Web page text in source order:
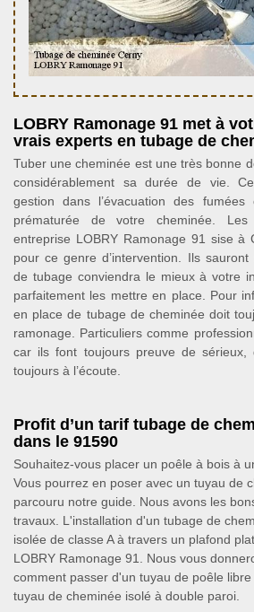
LOBRY Ramonage 91 met à
vrais experts en tubage de
Tuber une cheminée est une très bonne
considérablement sa durée de vie.
gestion dans l’évacuation des
prématurée de votre cheminée.
entreprise LOBRY Ramonage 91 sise à
pour ce genre d’intervention. Ils
de tubage conviendra le mieux à votre
parfaitement les mettre en place. Pour
en place de tubage de cheminée doit
ramonage. Particuliers comme
car ils font toujours preuve de sérieux,
toujours à l’écoute.
Profit d’un tarif tubage de
dans le 91590
Souhaitez-vous placer un poêle à bois à
Vous pourrez en poser avec un tuyau de
parcouru notre guide. Nous avons les
travaux. L'installation d'un tubage de
isolée de classe A à travers un plafond
LOBRY Ramonage 91. Nous vous
comment passer d'un tuyau de poêle
tuyau de cheminée isolé à double paroi.